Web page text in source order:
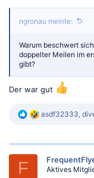
ngronau meinte:
Warum beschwert
doppelter Meilen im
gibt?
Der war gut
R
k
asdf32333,
F Aktives